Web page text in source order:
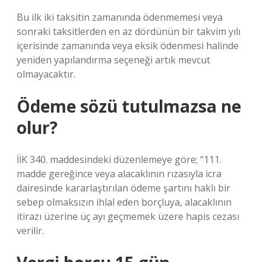
Bu ilk iki taksitin zamanında ödenmemesi veya
sonraki taksitlerden en az dördünün bir takvim yılı
içerisinde zamanında veya eksik ödenmesi halinde
yeniden yapılandırma seçeneği artık mevcut
olmayacaktır.
Ödeme sözü tutulmazsa ne
olur?
İİK 340. maddesindeki düzenlemeye göre; “111.
madde gereğince veya alacaklının rızasıyla icra
dairesinde kararlaştırılan ödeme şartını haklı bir
sebep olmaksızın ihlal eden borçluya, alacaklının
itirazı üzerine üç ayı geçmemek üzere hapis cezası
verilir.